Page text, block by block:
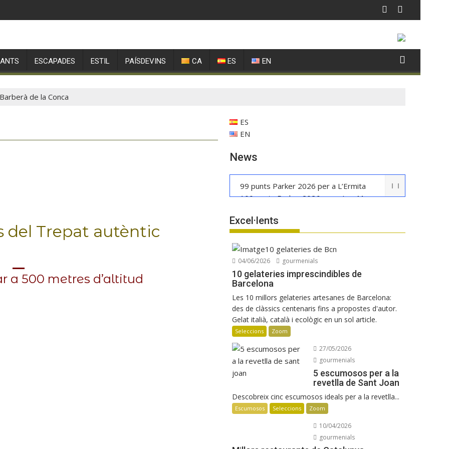
ESCAPADES ESTIL PAÍSDEVINS CA ES EN
de la Conca
del Trepat autèntic
a 500 metres d’altitud
ES
EN
News
99 punts Parker 2026 per a L’Ermita
100 punts Parker 2026 per a Les Manyes
boutique
La UE reconeix la IGP Pernil Cerretà
Verema al Penedès: vi, cava i
gastronomia
Manuel Raventós Negra Magnum 2018
Excel·lents
04/06/2026 gourmenials
10 gelateries imprescindibles de
Barcelona
Les 10 millors gelateries artesanes de Barcelona:
des de clàssics centenaris fins a propostes d'autor.
Gelat italià, català i ecològic en un sol article.
Seleccions Zoom
27/05/2026
gourmenials
5 escumosos per a la
revetlla de Sant Joan
Descobreix cinc escumosos ideals per a la revetlla...
Escumosos Seleccions Zoom
10/04/2026
gourmenials